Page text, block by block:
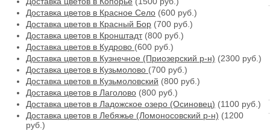
Доставка цветов в Красное Село (600 руб.)
Доставка цветов в Красный Бор (700 руб.)
Доставка цветов в Кронштадт(800 руб.)
Доставка цветов в Кудрово (600 руб.)
Доставка цветов в Кузнечное (Приозерский р-н) (2300 руб.)
Доставка цветов в Кузьмолово (700 руб.)
Доставка цветов в Кузьмоловский (800 руб.)
Доставка цветов в Лаголово (800 руб.)
Доставка цветов в Ладожское озеро (Осиновец) (1100 руб.)
Доставка цветов в Лебяжье (Ломоносовский р-н) (1200
руб.)